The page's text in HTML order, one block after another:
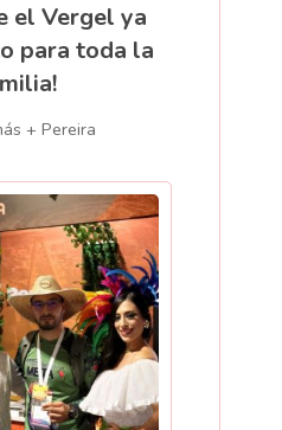
el Vergel ya
para toda la
+ Pereira